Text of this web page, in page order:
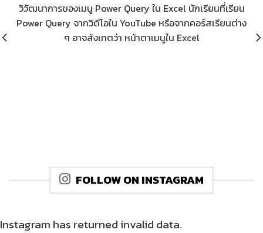
วิวัฒนาการของเมนู Power Query ใน Excel นักเรียนที่เรียน
Power Query จากวิดีโอใน YouTube หรือจากคอร์สเรียนต่าง
ๆ อาจสังเกตว่า หน้าตาเมนูใน Excel
FOLLOW ON INSTAGRAM
Instagram has returned invalid data.